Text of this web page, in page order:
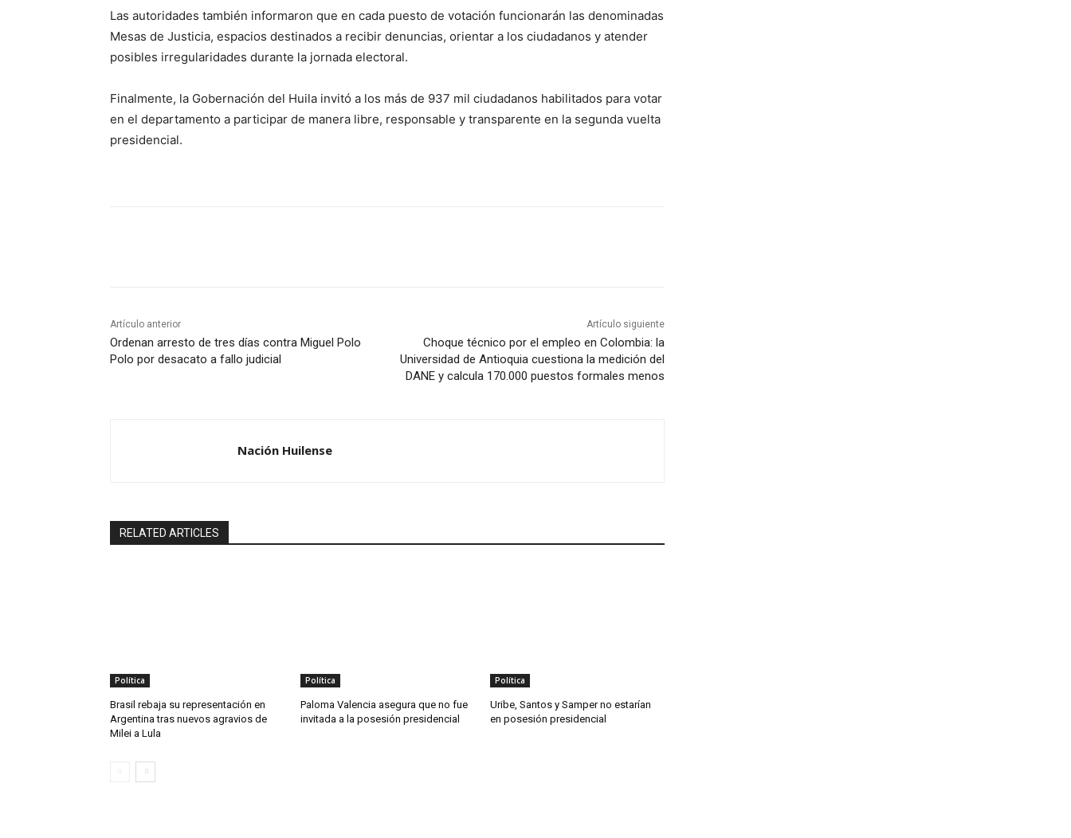
Las autoridades también informaron que en cada puesto de votación funcionarán las denominadas
Mesas de Justicia, espacios destinados a recibir denuncias, orientar a los ciudadanos y atender
posibles irregularidades durante la jornada electoral.
Finalmente, la Gobernación del Huila invitó a los más de 937 mil ciudadanos habilitados para votar
en el departamento a participar de manera libre, responsable y transparente en la segunda vuelta
presidencial.
Artículo anterior
Ordenan arresto de tres días contra Miguel Polo
Polo por desacato a fallo judicial
Artículo siguiente
Choque técnico por el empleo en Colombia: la
Universidad de Antioquia cuestiona la medición del
DANE y calcula 170.000 puestos formales menos
Nación Huilense
RELATED ARTICLES
Política
Brasil rebaja su representación en
Argentina tras nuevos agravios de
Milei a Lula
Política
Paloma Valencia asegura que no fue
invitada a la posesión presidencial
Política
Uribe, Santos y Samper no estarían
en posesión presidencial